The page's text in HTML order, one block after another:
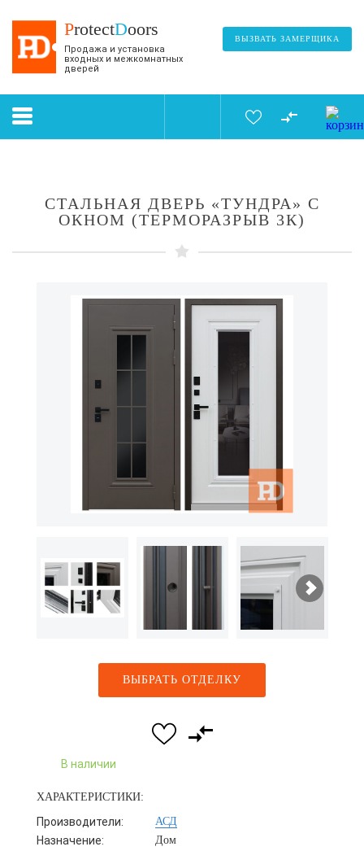
ProtectDoors
Продажа и установка
входных и межкомнатных
дверей
ВЫЗВАТЬ ЗАМЕРЩИКА
СТАЛЬНАЯ ДВЕРЬ «ТУНДРА» С
ОКНОМ (ТЕРМОРАЗРЫВ 3К)
ВЫБРАТЬ ОТДЕЛКУ
В наличии
ХАРАКТЕРИСТИКИ:
Производители: АСД
Назначение: Дом